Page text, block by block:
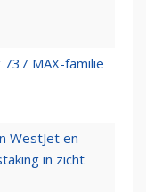
MAX-familie
WestJet en
in zicht